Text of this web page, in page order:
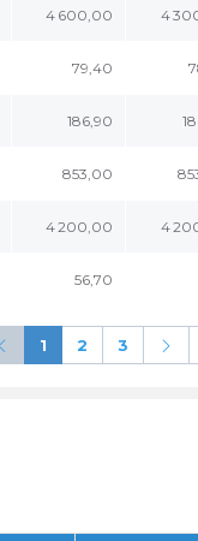
4 600,00 4
79,40
186,90
853,00
4 200,00 4
56,70
1 2 3